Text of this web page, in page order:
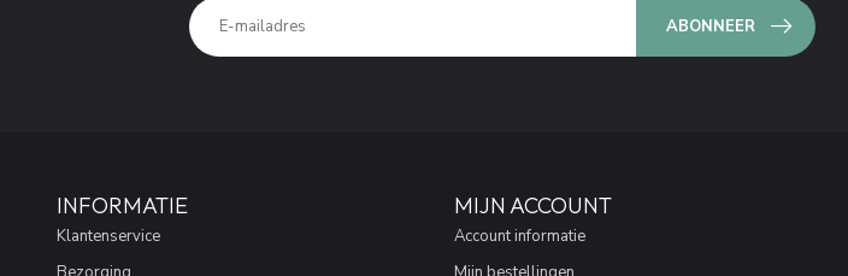
ABONNEER
INFORMATIE
Klantenservice
MIJN ACCOUNT
Account informatie